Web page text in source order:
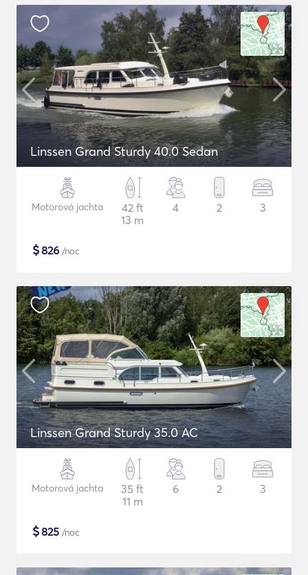
Linssen Grand Sturdy 40.0 Sedan
Motorová jachta
42 ft
13 m
4 2 3
$826 /noc
Linssen Grand Sturdy 35.0 AC
Motorová jachta
35 ft
11 m
6 2 3
$825 /noc